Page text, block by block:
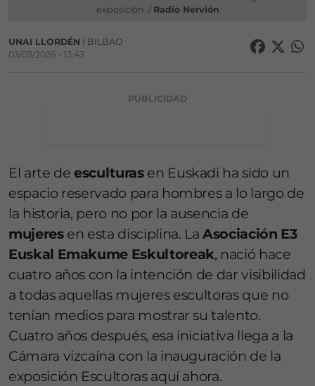
exposición. / Radio Nervión
UNAI LLORDÉN | BILBAO
03/03/2026 • 13:43
PUBLICIDAD
El arte deesculturasen Euskadi ha sido un
espacio reservado para hombres a lo largo de
la historia, pero no por la ausencia de
mujeresen esta disciplina. La Asociación E3
Euskal Emakume Eskultoreak, nació hace
cuatro años con la intención de dar visibilidad
a todas aquellas mujeres escultoras que no
tenían medios para mostrar su talento.
Cuatro años después, esa iniciativa llega a la
Cámara vizcaína con la inauguración de la
exposición Escultoras aquí ahora.